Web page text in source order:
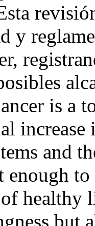
y
is a
and
healthy
but